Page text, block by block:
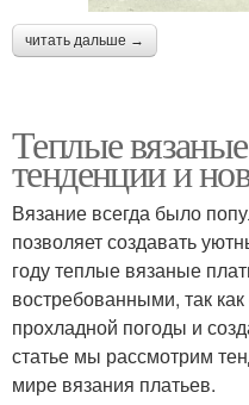
читать дальше →
Теплые
тенденции и
Вязание всегда было
позволяет создавать
году теплые вязаные
востребованными, так
прохладной погоды и
статье мы рассмотрим
мире вязания платьев.